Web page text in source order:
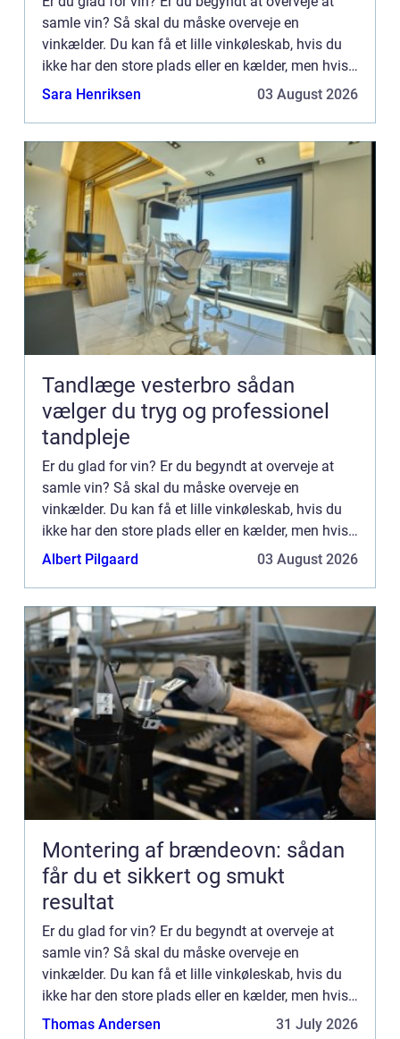
samle vin? Så skal du måske overveje en
vinkælder. Du kan få et lille vinkøleskab, hvis du
ikke har den store plads eller en kælder, men hvis
du er så heldig ...
Sara Henriksen 03 August 2026
Tandlæge vesterbro sådan
vælger du tryg og professionel
tandpleje
Er du glad for vin? Er du begyndt at overveje at
samle vin? Så skal du måske overveje en
vinkælder. Du kan få et lille vinkøleskab, hvis du
ikke har den store plads eller en kælder, men hvis
du er så heldig ...
Albert Pilgaard 03 August 2026
Montering af brændeovn: sådan
får du et sikkert og smukt
resultat
Er du glad for vin? Er du begyndt at overveje at
samle vin? Så skal du måske overveje en
vinkælder. Du kan få et lille vinkøleskab, hvis du
ikke har den store plads eller en kælder, men hvis
du er så heldig ...
Thomas Andersen 31 July 2026